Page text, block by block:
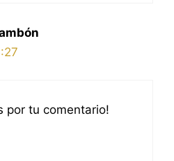
por tu comentario!